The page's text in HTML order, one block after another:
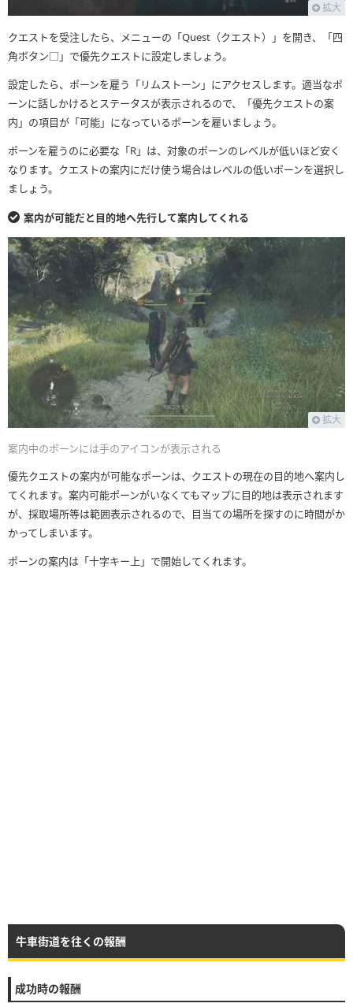
拡大
クエストを受注したら、メニューの「Quest（クエスト）」を開き、「四
角ボタン□」で優先クエストに設定しましょう。
設定したら、ポーンを雇う「リムストーン」にアクセスします。適当なポ
ーンに話しかけるとステータスが表示されるので、「優先クエストの案
内」の項目が「可能」になっているポーンを雇いましょう。
ポーンを雇うのに必要な「R」は、対象のポーンのレベルが低いほど安く
なります。クエストの案内にだけ使う場合はレベルの低いポーンを選択し
ましょう。
案内が可能だと目的地へ先行して案内してくれる
拡大
案内中のポーンには手のアイコンが表示される
優先クエストの案内が可能なポーンは、クエストの現在の目的地へ案内し
てくれます。案内可能ポーンがいなくてもマップに目的地は表示されます
が、採取場所等は範囲表示されるので、目当ての場所を探すのに時間がか
かってしまいます。
ポーンの案内は「十字キー上」で開始してくれます。
牛車街道を往くの報酬
成功時の報酬